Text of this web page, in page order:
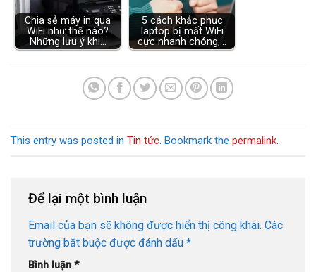
Chia sẻ máy in qua
WiFi như thế nào?
Những lưu ý khi…
5 cách khắc phục
laptop bị mất WiFi
cực nhanh chóng,…
This entry was posted in Tin tức. Bookmark the permalink.
Để lại một bình luận
Email của bạn sẽ không được hiển thị công khai. Các
trường bắt buộc được đánh dấu *
Bình luận *